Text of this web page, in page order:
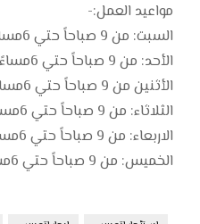
مواعيد العمل:-
السبت: من 9 صباحاً حتي 6مساءً
الأحد: من 9 صباحاً حتي 6مساءً
الأثنين من 9 صباحاً حتي 6مساءً
الثلاثاء: من 9 صباحاً حتي 6مساءً
الاربعاء: من 9 صباحاً حتي 6مساءً
الخميس: من 9 صباحاً حتي 6مساءً